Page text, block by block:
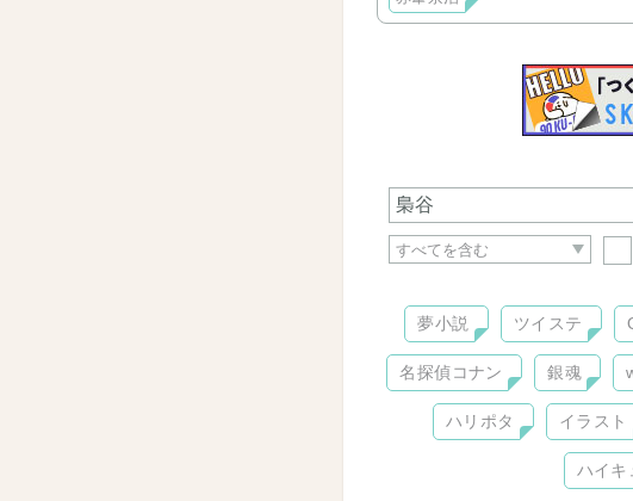
夢小説 ツイステ
名探偵コナン 銀魂
ハリポタ イラスト
ハイキ